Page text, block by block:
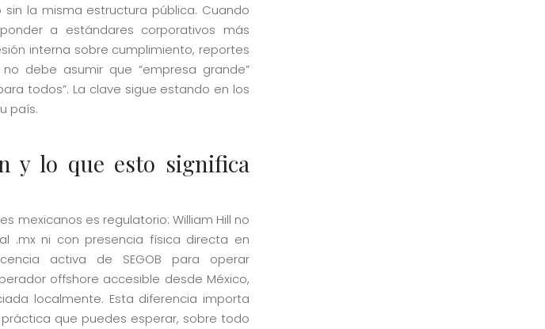
la misma estructura pública. Cuando
a estándares corporativos más
interna sobre cumplimiento, reportes
debe asumir que “empresa grande”
todos”. La clave sigue estando en los
país.
y lo que esto significa
mexicanos es regulatorio: William Hill no
.mx ni con presencia física directa en
activa de SEGOB para operar
offshore accesible desde México,
localmente. Esta diferencia importa
que puedes esperar, sobre todo